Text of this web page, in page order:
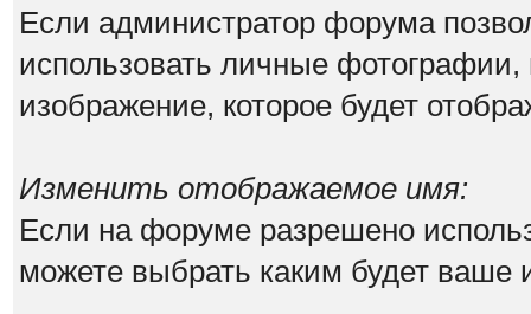
Если администратор форума
использовать личные фотографии,
изображение, которое будет
Изменить отображаемое имя:
Если на форуме разрешено
можете выбрать каким будет